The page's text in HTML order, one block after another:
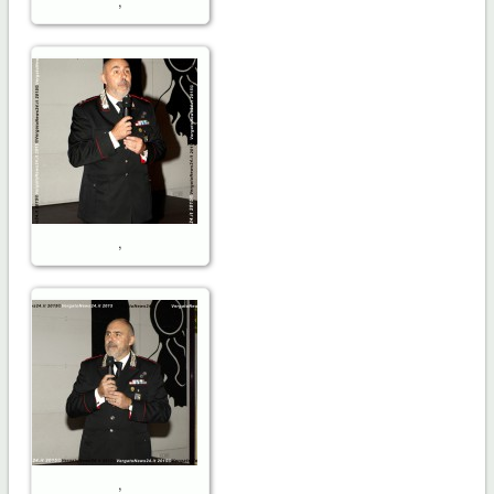
,
,